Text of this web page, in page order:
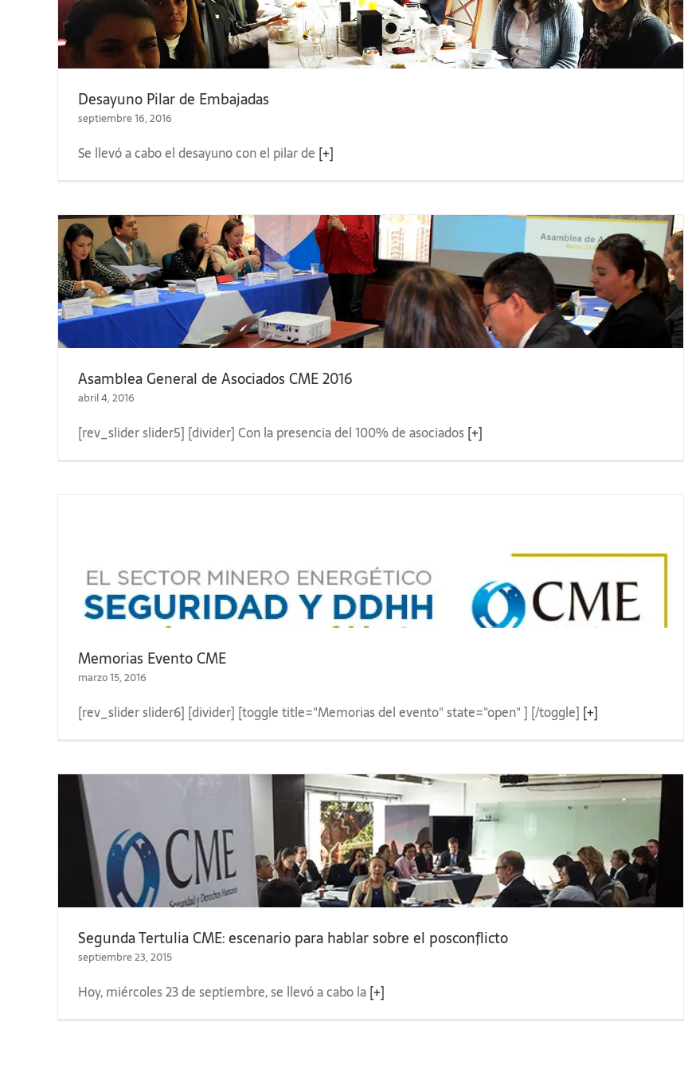
Desayuno Pilar de Embajadas
septiembre 16, 2016
Se llevó a cabo el desayuno con el pilar de [+]
Foro: El Sector Minero
Energético Seguridad y
Asamblea General de Asociados CME 2016
abril 4, 2016
[rev_slider slider5] [divider] Con la presencia del 100% de asociados[+]
Memorias Evento CME
marzo 15, 2016
[rev_slider slider6] [divider] [toggle title="Memorias del evento" state="open" ] [/toggle] [+]
“La paz se hace desde los
territorios”, Juan Fernando
Segunda Tertulia CME: escenario para hablar sobre el posconflicto
septiembre 23, 2015
Hoy, miércoles 23 de septiembre, se llevó a cabo la[+]